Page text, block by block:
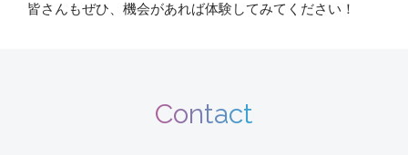
皆さんもぜひ、機会があれば体験してみてください！
Contact